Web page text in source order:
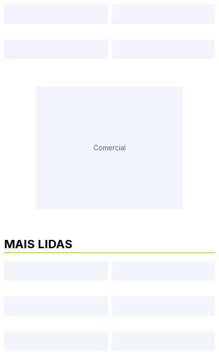
Comercial
MAIS LIDAS